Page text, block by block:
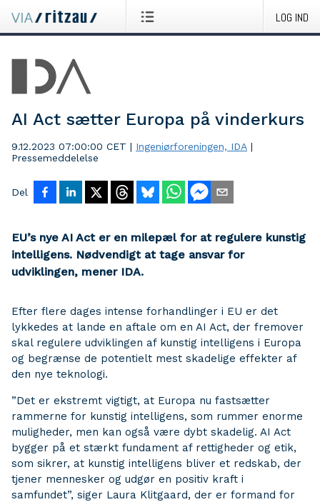
LOG IND
AI Act sætter Europa på vinderkurs
9.12.2023 07:00:00 CET | Ingeniørforeningen, IDA |
Pressemeddelelse
Del
EU’s nye AI Act er en milepæl for at regulere kunstig
intelligens. Nødvendigt at tage ansvar for
udviklingen, mener IDA.
Efter flere dages intense forhandlinger i EU er det
lykkedes at lande en aftale om en AI Act, der fremover
skal regulere udviklingen af kunstig intelligens i Europa
og begrænse de potentielt mest skadelige effekter af
den nye teknologi.
”Det er ekstremt vigtigt, at Europa nu fastsætter
rammerne for kunstig intelligens, som rummer enorme
muligheder, men kan også være dybt skadelig. AI Act
bygger på et stærkt fundament af rettigheder og etik,
som sikrer, at kunstig intelligens bliver et redskab, der
tjener mennesker og udgør en positiv kraft i
samfundet”, siger Laura Klitgaard, der er formand for